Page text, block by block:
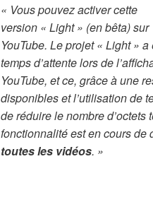
« Vous pouvez activer cette
version « Light » (en bêta) sur
YouTube. Le projet « Light »
temps d’attente lors de
YouTube, et ce, grâce à une
disponibles et l’utilisation de
de réduire le nombre
fonctionnalité est en cours de
toutes les vidéos. »